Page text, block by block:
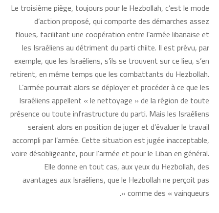
Le troisième piège, toujours pour le Hezbollah, c’est le mode
d’action proposé, qui comporte des démarches assez
floues, facilitant une coopération entre l’armée libanaise et
les Israéliens au détriment du parti chiite. Il est prévu, par
exemple, que les Israéliens, s’ils se trouvent sur ce lieu, s’en
retirent, en même temps que les combattants du Hezbollah.
L’armée pourrait alors se déployer et procéder à ce que les
Israéliens appellent « le nettoyage » de la région de toute
présence ou toute infrastructure du parti. Mais les Israéliens
seraient alors en position de juger et d’évaluer le travail
accompli par l’armée. Cette situation est jugée inacceptable,
voire désobligeante, pour l’armée et pour le Liban en général.
Elle donne en tout cas, aux yeux du Hezbollah, des
avantages aux Israéliens, que le Hezbollah ne perçoit pas
comme des « vainqueurs ».